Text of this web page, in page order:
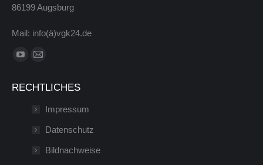
86199 Augsburg
Mail: info(ä)vgk24.de
Finde uns auf:
YouTube
wird
Fenster
E-
Seite
wird
neuen
RECHTLICHES
Impressum
Datenschutz
Bildnachweise